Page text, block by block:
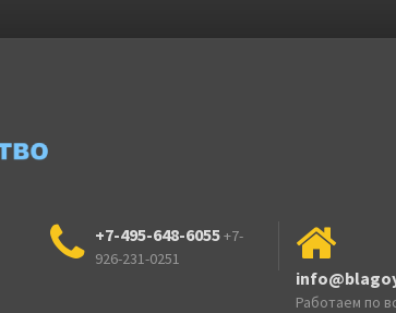
+7-495-648-6055+7-
926-231-0251
Работаем по